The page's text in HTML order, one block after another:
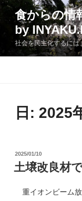
コ
食からの情
by
社会を民主化するに
日: 2025
投
稿
日:
2025/01/10
土壌改良材
重イオンビーム